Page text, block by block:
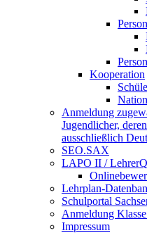
Kooperation
Anmeldung
Jugendlicher,
ausschließlich
SEO.SAX
LAPO II /
Lehrplan-
Schulportal
Anmeldung
Impressum